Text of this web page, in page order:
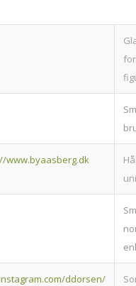
www.byaasberg.dk
ddorsen/